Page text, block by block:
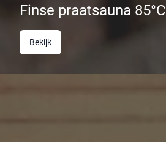
Finse praatsauna 85°C
Bekijk